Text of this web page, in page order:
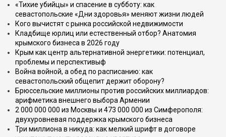
«Тихие убийцы» и спасение в субботу: как
севастопольские «Дни здоровья» меняют жизни людей
Кого вычистят с рынка российской недвижимости
Кладбище юрлиц или естественный отбор? Анатомия
крымского бизнеса в 2026 году
Крым как центр альтернативной энергетики: потенциал,
проблемы и перспективыф
Война войной, а обед по расписанию: как
севастопольский общепит держит оборону?
Брюссельские миллионы против российских миллиардов:
арифметика внешнего выбора Армении
2 000 000 000 из Москвы и 473 000 000 из Симферополя:
двухуровневая поддержка крымского бизнеса
Три миллиона в никуда: как мелкий шрифт в договоре